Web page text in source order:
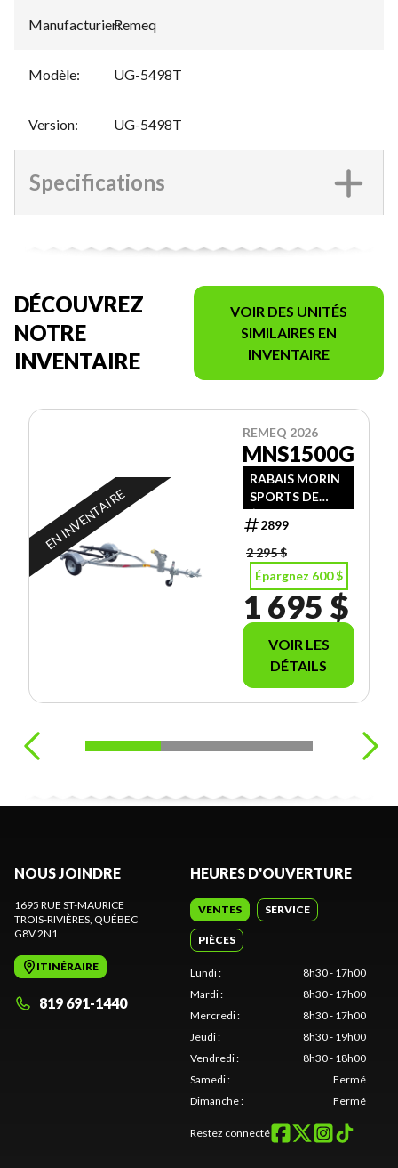
Manufacturier:
Remeq
Modèle: UG-5498T
Version: UG-5498T
Specifications
DÉCOUVREZ
NOTRE
INVENTAIRE
VOIR DES UNITÉS
SIMILAIRES EN
INVENTAIRE
EN INVENTAIRE
REMEQ 2026
MNS1500G
RABAIS MORIN
SPORTS DE
$600.00
2899
2 295 $
Épargnez 600 $
1 695 $
VOIR LES
DÉTAILS
NOUS JOINDRE
1695 RUE ST-MAURICE
TROIS-RIVIÈRES , QUÉBEC
G8V 2N1
ITINÉRAIRE
819 691-1440
HEURES D'OUVERTURE
VENTES SERVICE
PIÈCES
Lundi:
8h30 - 17h00
Mardi:
8h30 - 17h00
Mercredi:
8h30 - 17h00
Jeudi:
8h30 - 19h00
Vendredi:
8h30 - 18h00
Samedi:
Fermé
Dimanche: Fermé
Restez connecté